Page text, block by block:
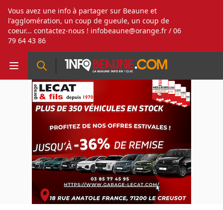
Vous avez une info à partager sur Beaune et
l'agglomération, un coup de gueule, un coup de
coeur... contactez-nous ! infobeaune@orange.fr / 06
79 64 43 86